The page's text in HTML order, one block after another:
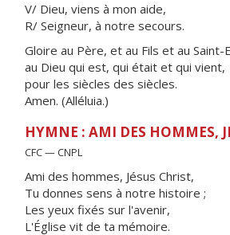
V/ Dieu, viens à mon aide,
R/ Seigneur, à notre secours.
Gloire au Père, et au Fils et au Saint-
au Dieu qui est, qui était et qui vient,
pour les siècles des siècles.
Amen. (Alléluia.)
HYMNE : AMI DES HOMMES,
CFC — CNPL
Ami des hommes, Jésus Christ,
Tu donnes sens à notre histoire ;
Les yeux fixés sur l'avenir,
L'Église vit de ta mémoire.